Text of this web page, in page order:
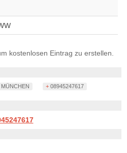
kostenlosen Eintrag zu erstellen.
+ MÜNCHEN + 08945247617